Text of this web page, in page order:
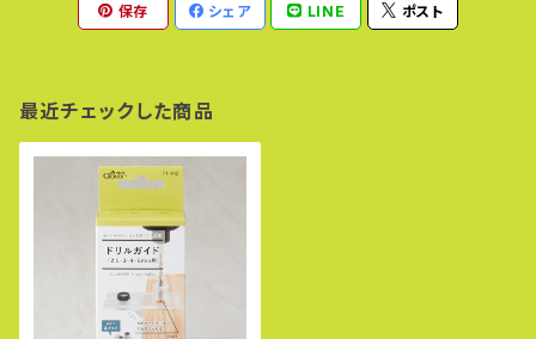
保存 シェア LINE ポスト
最近チェックした商品